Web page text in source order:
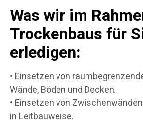
Was wir im
Trockenbaus für
erledigen:
• Einsetzen von
Wände, Böden und Decken.
• Einsetzen von
in Leitbauweise.